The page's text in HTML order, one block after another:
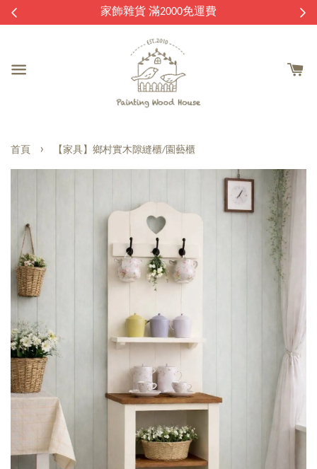
家飾雜貨 滿2000免運費
首頁 › 【家具】鄉村實木隙縫櫃/園藝櫃